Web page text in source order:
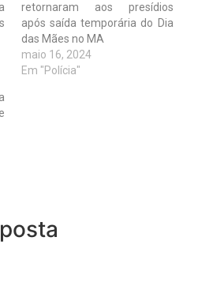
retornaram aos presídios
após saída temporária do Dia
das Mães no MA
maio 16, 2024
Em "Polícia"